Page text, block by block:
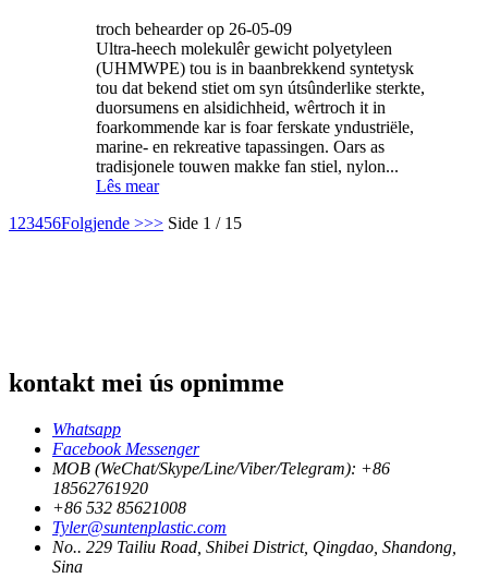
troch behearder op 26-05-09
Ultra-heech molekulêr gewicht polyetyleen
(UHMWPE) tou is in baanbrekkend syntetysk
tou dat bekend stiet om syn útsûnderlike sterkte,
duorsumens en alsidichheid, wêrtroch it in
foarkommende kar is foar ferskate yndustriële,
marine- en rekreative tapassingen. Oars as
tradisjonele touwen makke fan stiel, nylon...
Lês mear
1 23456Folgjende >>> Side 1 / 15
kontakt mei ús opnimme
Whatsapp
Facebook Messenger
MOB (WeChat/Skype/Line/Viber/Telegram): +86
18562761920
+86 532 85621008
Tyler@suntenplastic.com
No.. 229 Tailiu Road, Shibei District, Qingdao, Shandong,
Sina